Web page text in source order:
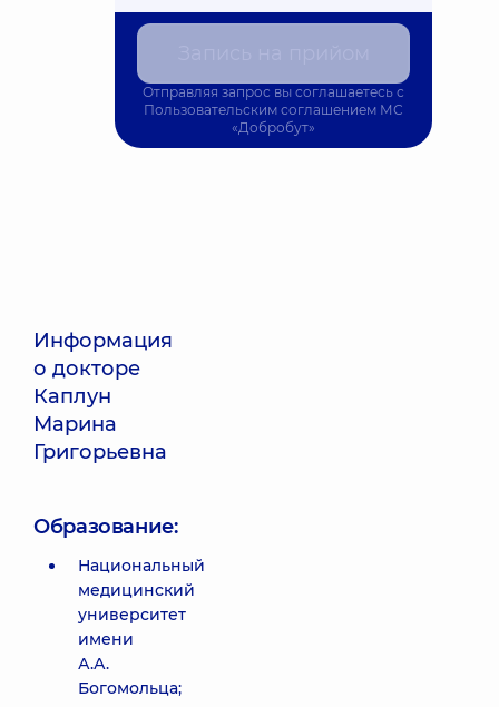
Информация
о докторе
Каплун
Марина
Григорьевна
Образование:
Национальный
медицинский
университет
имени
А.А.
Богомольца;
Отправляя запрос вы соглашаетесь с
Пользовательским соглашением МС
«Добробут»